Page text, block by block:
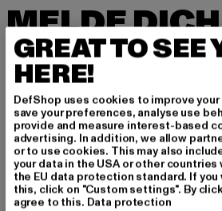
MELDE
INSPIRIERT
BEN!
Melde dich hier für unseren
erhalte künftig
nds, Angebote und
er E-Mail!
GREAT TO SEE
HERE!
DefShop uses cookies to improve
save your preferences, analyse use
provide and measure interest-based
advertising. In addition, we allow
or to use cookies. This may also
your data in the USA or other countries
the EU data protection standard. If you
this, click on "Custom settings". By
agree to this. Data protection